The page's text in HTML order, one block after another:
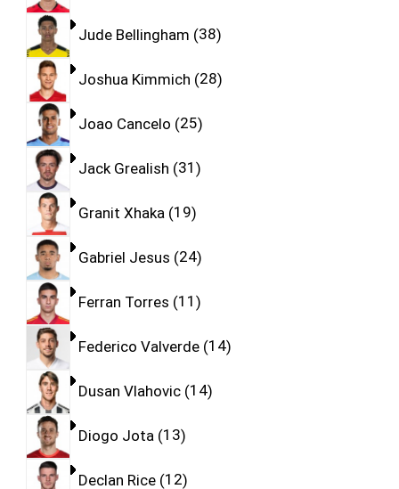
Jude Bellingham 38
Joshua Kimmich 28
Joao Cancelo 25
Jack Grealish 31
Granit Xhaka 19
Gabriel Jesus 24
Ferran Torres 11
Federico Valverde 14
Dusan Vlahovic 14
Diogo Jota 13
Declan Rice 12